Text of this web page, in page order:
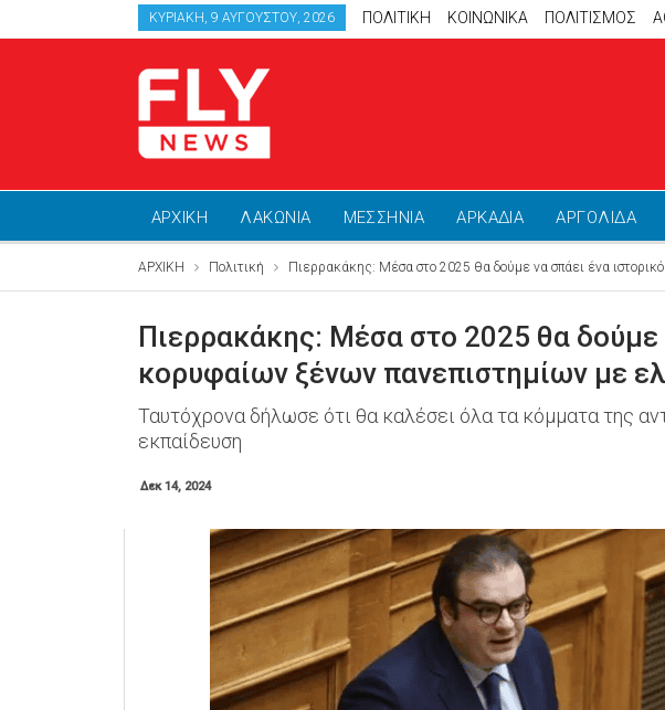
ΚΥΡΙΑΚΉ, 9 ΑΥΓΟΎΣΤΟΥ, 2026 ΠΟΛΙΤΙΚΗ ΚΟΙΝΩΝΙΚΑ ΠΟΛΙΤΙΣΜΟΣ
ΑΡΧΙΚΗ ΛΑΚΩΝΙΑ ΜΕΣΣΗΝΙΑ ΑΡΚΑΔΙΑ ΑΡΓΟΛΙΔΑ
ΑΡΧΙΚΗ Πολιτική Πιερρακάκης: Μέσα στο 2025 θα δούμε να σπάει ένα
Πιερρακάκης: Μέσα στο 2025 θα δούμε
κορυφαίων ξένων πανεπιστημίων με
Ταυτόχρονα δήλωσε ότι θα καλέσει όλα τα κόμματα της
εκπαίδευση
Δεκ 14, 2024